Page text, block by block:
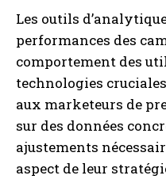
Les outils
performances des
comportement des
technologies
aux marketeurs de
sur des données
ajustements
aspect de leur